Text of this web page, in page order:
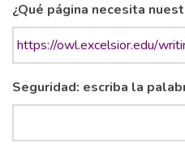
¿Qué página necesita
Seguridad: escriba la